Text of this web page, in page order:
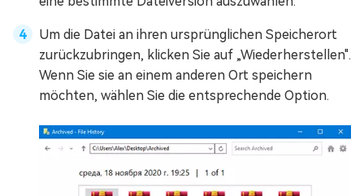
Um die Datei an ihren ursprünglichen Speicherort
zurückzubringen, klicken Sie auf „Wiederherstellen".
Wenn Sie sie an einem anderen Ort speichern
möchten, wählen Sie die entsprechende Option.